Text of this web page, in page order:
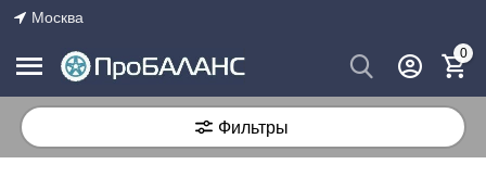
Москва
0
Фильтры